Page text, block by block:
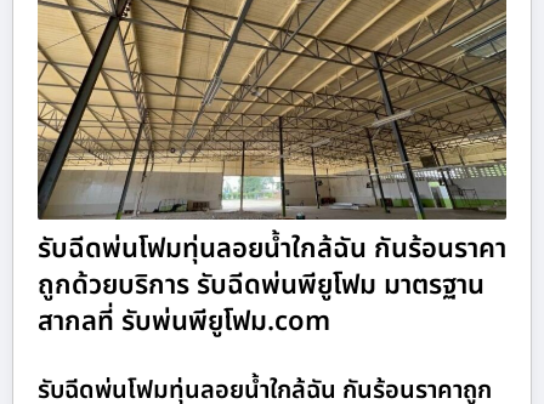
รับฉีดพ่นโฟมทุ่นลอยน้ำใกล้ฉัน กันร้อนราคา
ถูกด้วยบริการ รับฉีดพ่นพียูโฟม มาตรฐาน
สากลที่ รับพ่นพียูโฟม.com
รับฉีดพ่นโฟมทุ่นลอยน้ำใกล้ฉัน กันร้อนราคาถูก